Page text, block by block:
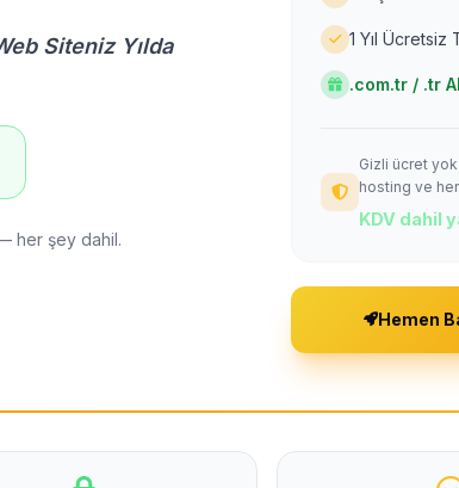
Siteniz Yılda
her şey dahil.
1 Yıl Ücretsiz
.com.tr / .tr
Gizli ücret
hosting ve
KDV dahil
Hemen